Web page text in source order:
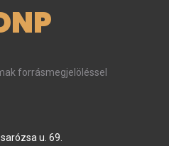
forrásmegjelöléssel
u. 69.